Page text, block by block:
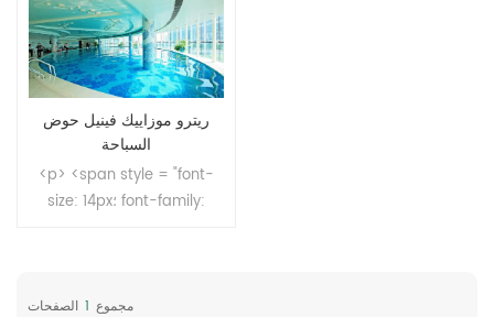
للأشعة فوق البنفسجية موك:
200 متر مربع
ريترو موزاييك فينيل حوض
السباحة
<p> <span style = "font-
size: 14px؛ font-family:
span> </p> <p> < span
مجموع 1 الصفحات